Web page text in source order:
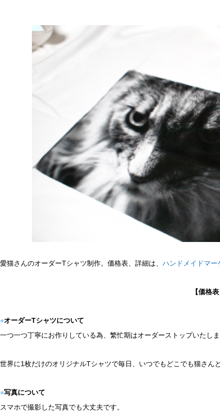
愛猫さんのオーダーTシャツ制作。価格表、詳細は、 ハンドメイドマー
【価格
●オーダーTシャツについて
一つ一つ丁寧にお作りしている為、繁忙期はオーダーストップいたし
世界に1枚だけのオリジナルTシャツで毎日、いつでもどこでも猫さん
●写真について
スマホで撮影した写真でも大丈夫です。